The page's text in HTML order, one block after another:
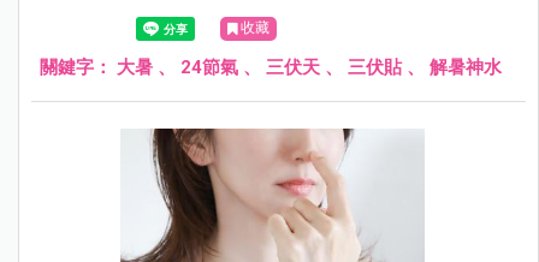
胸露背來散熱消暑。
收藏
關鍵字： 大暑 、 24節氣 、 三伏天 、 三伏貼、 解暑神水